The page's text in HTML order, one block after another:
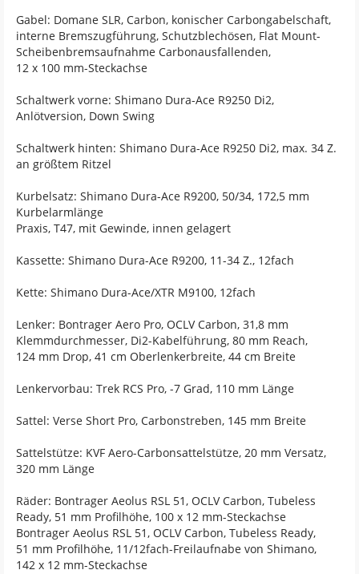
Gabel: Domane SLR, Carbon, konischer Carbongabelschaft,
interne Bremszugführung, Schutzblechösen, Flat Mount-
Scheibenbremsaufnahme Carbonausfallenden,
12 x 100 mm-Steckachse
Schaltwerk vorne: Shimano Dura-Ace R9250 Di2,
Anlötversion, Down Swing
Schaltwerk hinten: Shimano Dura-Ace R9250 Di2, max. 34 Z.
an größtem Ritzel
Kurbelsatz: Shimano Dura-Ace R9200, 50/34, 172,5 mm
Kurbelarmlänge
Praxis, T47, mit Gewinde, innen gelagert
Kassette: Shimano Dura-Ace R9200, 11-34 Z., 12fach
Kette: Shimano Dura-Ace/XTR M9100, 12fach
Lenker: Bontrager Aero Pro, OCLV Carbon, 31,8 mm
Klemmdurchmesser, Di2-Kabelführung, 80 mm Reach,
124 mm Drop, 41 cm Oberlenkerbreite, 44 cm Breite
Lenkervorbau: Trek RCS Pro, -7 Grad, 110 mm Länge
Sattel: Verse Short Pro, Carbonstreben, 145 mm Breite
Sattelstütze: KVF Aero-Carbonsattelstütze, 20 mm Versatz,
320 mm Länge
Räder: Bontrager Aeolus RSL 51, OCLV Carbon, Tubeless
Ready, 51 mm Profilhöhe, 100 x 12 mm-Steckachse
Bontrager Aeolus RSL 51, OCLV Carbon, Tubeless Ready,
51 mm Profilhöhe, 11/12fach-Freilaufnabe von Shimano,
142 x 12 mm-Steckachse